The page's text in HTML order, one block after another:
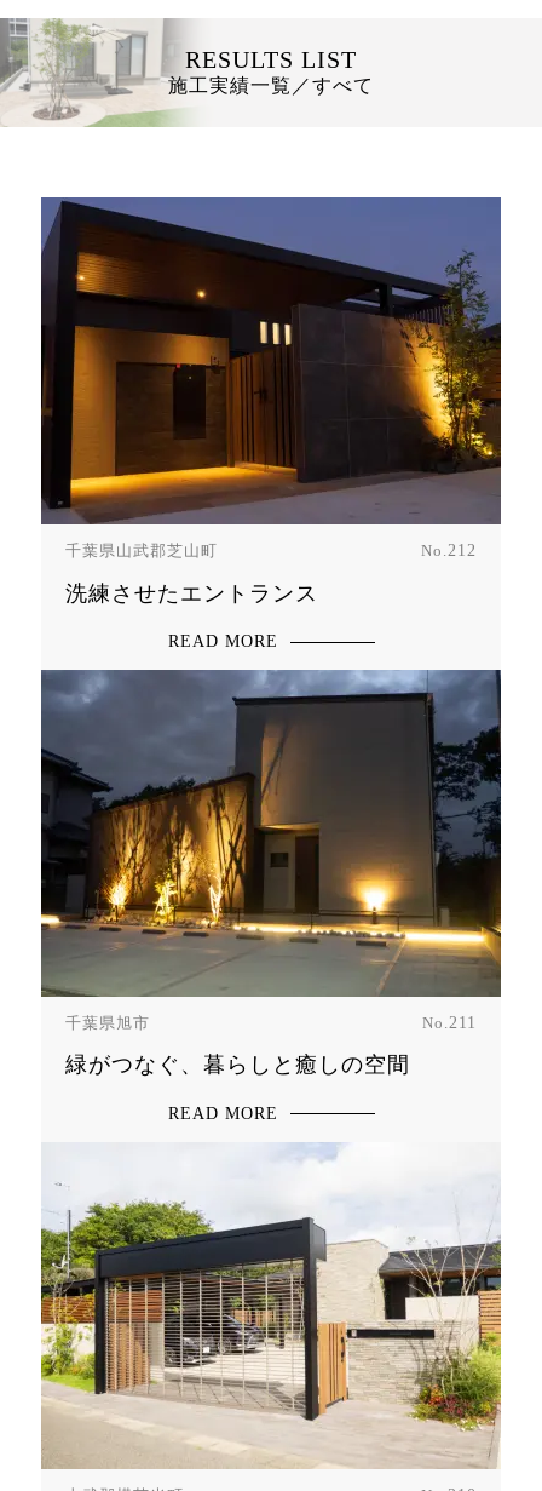
施工実績一覧／すべて
千葉県山武郡芝山町 No.212
洗練させたエントランス
READ MORE
千葉県旭市 No. 211
緑がつなぐ、暮らしと癒しの空間
READ MORE